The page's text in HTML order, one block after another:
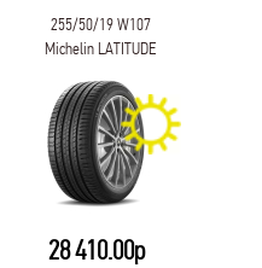
255/50/19 W107
Michelin LATITUDE
28 410.00р